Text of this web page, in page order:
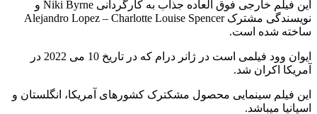
این فیلم خارجی فوق العاده جذاب به کارگردانی Niki Byrne و
نویسندگی مشترک Alejandro Lopez – Charlotte Louise Spencer
ساخته شده است.
ایوان وود فیلمی است در ژانر درام که در تاریخ 10 می 2022 در
آمریکا اکران شد.
این فیلم سینمایی محصول مشکترک کشورهای آمریکا، انگلستان و
اسپانیا میباشد.